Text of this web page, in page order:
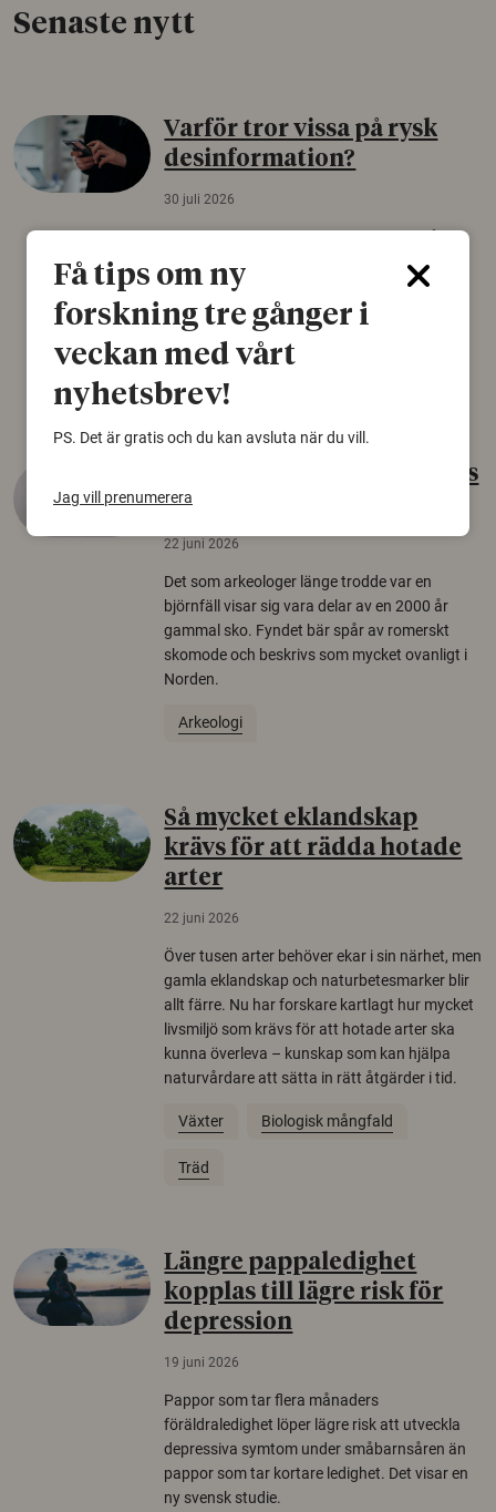
Senaste nytt
Varför tror vissa på rysk
desinformation?
30 juli 2026
konspirationsteorier är ofta mer mottagliga
för rysk desinformation. Det visar en studie
från Försvarshögskolan med deltagare i fyra
europeiska länder.
Gammalt skinn var Sveriges
äldsta sko
22 juni 2026
Det som arkeologer länge trodde var en
björnfäll visar sig vara delar av en 2000 år
gammal sko. Fyndet bär spår av romerskt
skomode och beskrivs som mycket ovanligt i
Norden.
Arkeologi
Så mycket eklandskap
krävs för att rädda hotade
arter
22 juni 2026
Över tusen arter behöver ekar i sin närhet, men
gamla eklandskap och naturbetesmarker blir
allt färre. Nu har forskare kartlagt hur mycket
livsmiljö som krävs för att hotade arter ska
kunna överleva – kunskap som kan hjälpa
naturvårdare att sätta in rätt åtgärder i tid.
Växter Biologisk mångfald
Träd
Längre pappaledighet
kopplas till lägre risk för
depression
19 juni 2026
Pappor som tar flera månaders
föräldraledighet löper lägre risk att utveckla
depressiva symtom under småbarnsåren än
pappor som tar kortare ledighet. Det visar en
ny svensk studie.
Få tips om ny
forskning tre gånger i
veckan med vårt
nyhetsbrev!
PS. Det är gratis och du kan avsluta när du vill.
Jag vill prenumerera